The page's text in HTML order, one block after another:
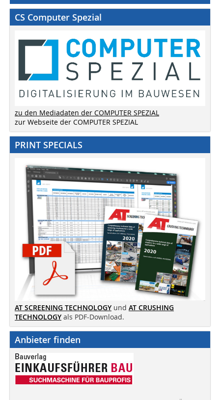
CS Computer Spezial
zu den Mediadaten der COMPUTER SPEZIAL
zur Webseite der COMPUTER SPEZIAL
PRINT SPECIALS
AT SCREENING TECHNOLOGY und AT CRUSHING
TECHNOLOGY als PDF-Download.
Anbieter finden